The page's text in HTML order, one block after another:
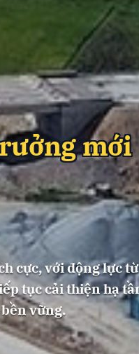
mới
cực, với động lực
tục cải thiện hạ
vững.